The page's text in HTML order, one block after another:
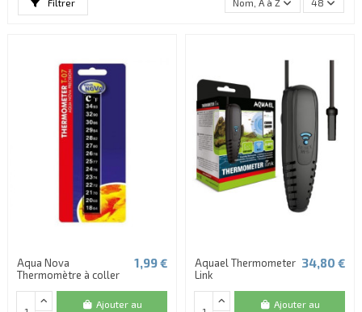
Filtrer Nom, A à Z 48
Aqua Nova
Thermomètre à coller
1,99 €
Ajouter au
Aquael Thermometer
Link
34,80 €
Ajouter au